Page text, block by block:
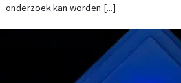
onderzoek kan worden [...]